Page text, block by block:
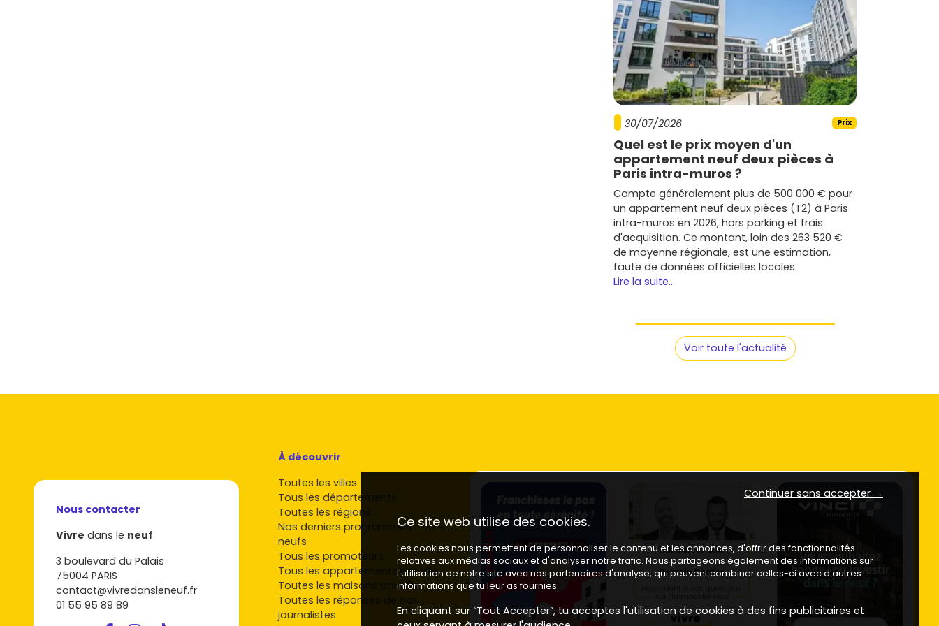
d'Échirolles, pense à filtrer partypologie,budgetetdate de remise des cléssurVivre dans le neuf.
pour sécuriser la demande locative et la revente.
Compare les charges prévisionnelleset les prestations RE2020 (orientation, protections
Privilégie un extérieur
(balcon, terrasse) et une place de
location longue durée.
Calcule le rendement
sur des T1/T2 près des pôles d'emploi/études ; en familial, regarde les
écoles et parcs.
Négocie les lots restants
en fin de commercialisation et surveille les ouvertures de tranche.
Prêt à passer à l'action ? Parcours les programmes d'immobilier neuf à Échirolles
neuf, compare les quartiers, les plans et les prix, et réserve la visite qui fera décoller ton projet.
30/07/2026 Prix
Quel est le prix moyen d'un
appartement neuf deux pièces à
Paris intra-muros ?
Compte généralement plus de 500 000 € pour
un appartement neuf deux pièces (T2) à Paris
intra-muros en 2026, hors parking et frais
d'acquisition. Ce montant, loin des 263 520 €
de moyenne régionale, est une estimation,
faute de données officielles locales.
Lire la suite...
Voir toute l'actualité
Nous contacter
Vivre dans le neuf
3 boulevard du Palais
75004 PARIS
contact@vivredansleneuf.fr
01 55 95 89 89
À découvrir
Toutes les villes
Tous les départements
Toutes les régions
Nos derniers programmes
neufs
Tous les promoteurs
Tous les appartements par ville
Toutes les maisons par ville
Toutes les réponses de nos
journalistes
Continuer sans accepter →
Ce site web utilise des cookies.
Les cookies nous permettent de personnaliser le contenu et les annonces, d'offrir des fonctionnalités
relatives aux médias sociaux et d'analyser notre trafic. Nous partageons également des informations sur
l'utilisation de notre site avec nos partenaires d'analyse, qui peuvent combiner celles-ci avec d'autres
informations que tu leur as fournies.
En cliquant sur “Tout Accepter”, tu acceptes l'utilisation de cookies à des fins publicitaires et